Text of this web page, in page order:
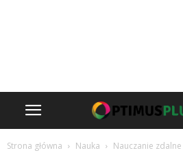
Strona główna Nauka Nauczanie zdalne